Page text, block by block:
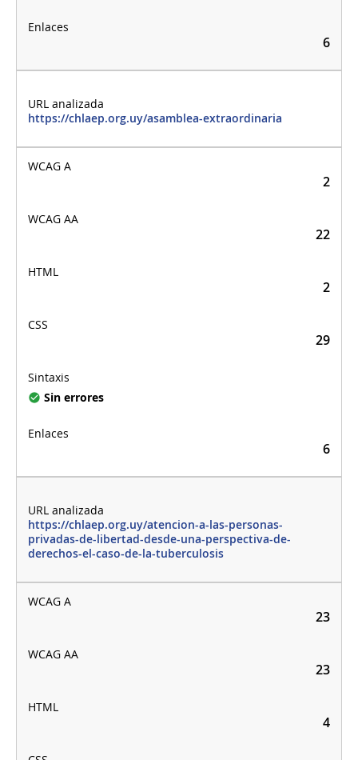
6
https://chlaep.org.uy/asamblea-extraordinaria
2
22
2
29
Sin errores
6
https://chlaep.org.uy/atencion-a-las-personas-
privadas-de-libertad-desde-una-perspectiva-de-
derechos-el-caso-de-la-tuberculosis
23
23
4